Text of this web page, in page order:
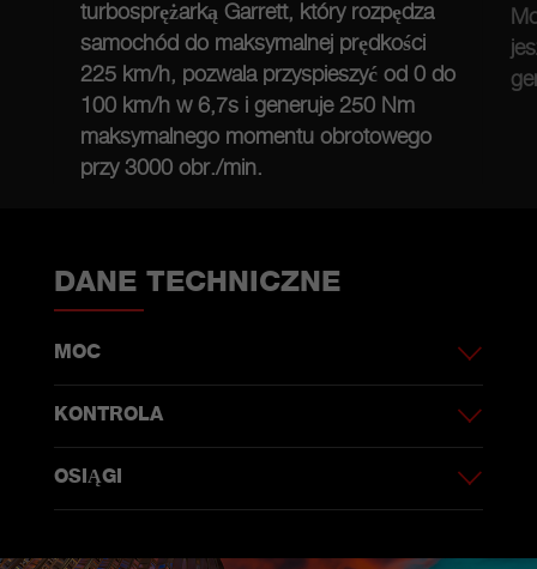
turbosprężarką Garrett, który rozpędza
samochód do maksymalnej prędkości
225 km/h, pozwala przyspieszyć od 0 do
100 km/h w 6,7s i generuje 250 Nm
maksymalnego momentu obrotowego
przy 3000 obr./min.
Z
DANE TECHNICZNE
MOC
KONTROLA
OSIĄGI